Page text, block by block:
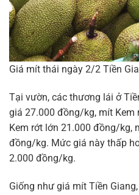
Giá mít thái ngày 2/2 Tiền
Tại vườn, các thương lái ở
giá 27.000 đồng/kg, mít
Kem rớt lớn 21.000 đồng/kg,
đồng/kg. Mức giá này thấp
2.000 đồng/kg.
Giống như giá mít Tiền